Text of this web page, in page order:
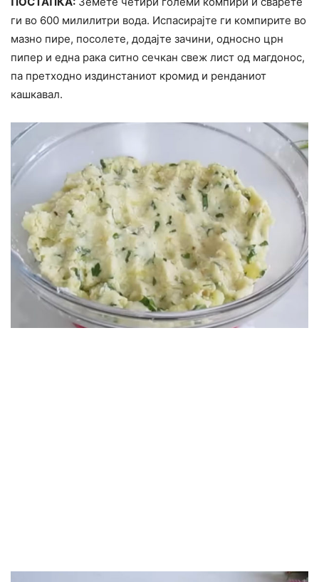
ги во 600 милилитри вода. Испасирајте ги компирите во
мазно пире, посолете, додајте зачини, односно црн
пипер и една рака ситно сечкан свеж лист од магдонос,
па претходно издинстаниот кромид и ренданиот
кашкавал.